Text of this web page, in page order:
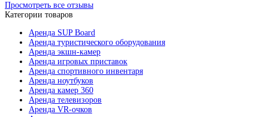
Просмотреть все отзывы
Категории товаров
Аренда SUP Board
Аренда туристического оборудования
Аренда экшн-камер
Аренда игровых приставок
Аренда спортивного инвентаря
Аренда ноутбуков
Аренда камер 360
Аренда телевизоров
Аренда VR-очков